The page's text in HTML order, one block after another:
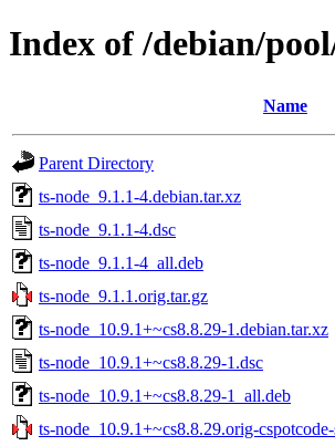
Index of /debian/
Name
Parent Directory
ts-node_9.1.1-4.debian.tar.xz
ts-node_9.1.1-4.dsc
ts-node_9.1.1-4_all.deb
ts-node_9.1.1.orig.tar.gz
ts-node_10.9.1+~cs8.8.29-1.debian.tar.xz
ts-node_10.9.1+~cs8.8.29-1.dsc
ts-node_10.9.1+~cs8.8.29-1_all.deb
ts-node_10.9.1+~cs8.8.29.orig-